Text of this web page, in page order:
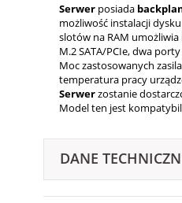
Serwer posiada
możliwość instalacji
slotów na RAM umożliwia
M.2 SATA/PCIe, dwa
Moc zastosowanych
temperatura pracy
Serwerzostanie
Model ten jest
DANE